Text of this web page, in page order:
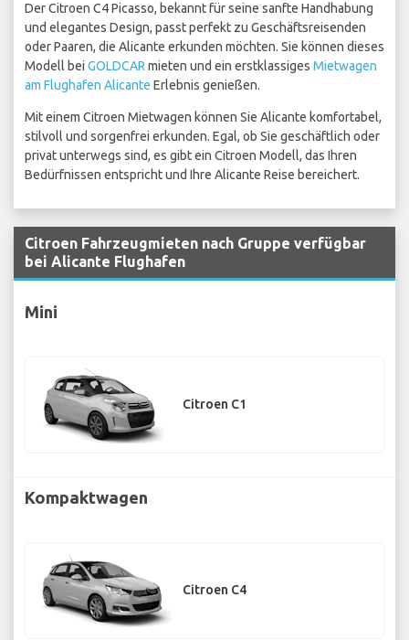
Der Citroen C4 Picasso, bekannt für seine sanfte Handhabung
und elegantes Design, passt perfekt zu Geschäftsreisenden
oder Paaren, die Alicante erkunden möchten. Sie können dieses
Modell bei GOLDCAR mieten und ein erstklassiges Mietwagen
am Flughafen Alicante Erlebnis genießen.
Mit einem Citroen Mietwagen können Sie Alicante komfortabel,
stilvoll und sorgenfrei erkunden. Egal, ob Sie geschäftlich oder
privat unterwegs sind, es gibt ein Citroen Modell, das Ihren
Bedürfnissen entspricht und Ihre Alicante Reise bereichert.
Citroen Fahrzeugmieten nach Gruppe verfügbar
bei Alicante Flughafen
Mini
Citroen C1
Kompaktwagen
Citroen C4